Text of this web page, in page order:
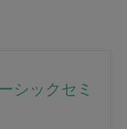
シックセミ